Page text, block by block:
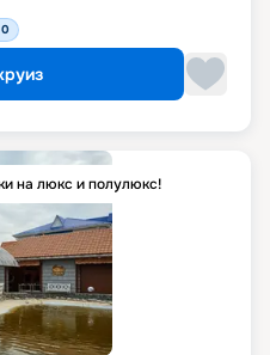
на люкс и полулюкс!